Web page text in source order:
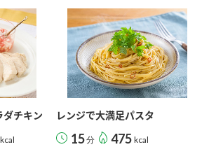
ダチキン
kcal
レンジで大満足パスタ
15分 475 kcal